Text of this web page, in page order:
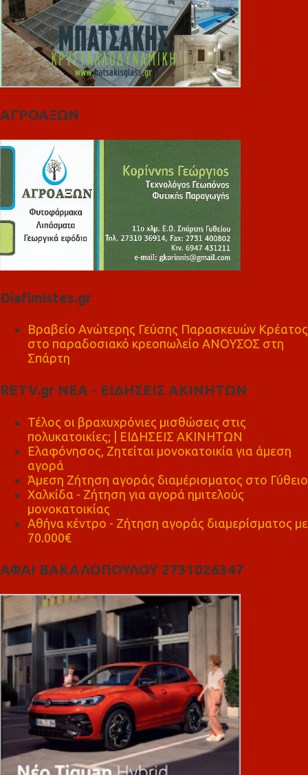
ΑΓΡΟΑΞΩΝ
Diafimistes.gr
Βραβείο Ανώτερης Γεύσης Παρασκευών Κρέατος
στο παραδοσιακό κρεοπωλείο ΑΝΟΥΣΟΣ στη
Σπάρτη
RETV.gr ΝΕΑ - ΕΙΔΗΣΕΙΣ ΑΚΙΝΗΤΩΝ
Τέλος οι βραχυχρόνιες μισθώσεις στις
πολυκατοικίες; | ΕΙΔΗΣΕΙΣ ΑΚΙΝΗΤΩΝ
Ελαφόνησος, Ζητείται μονοκατοικία για άμεση
αγορά
Άμεση Ζήτηση αγοράς διαμέρισματος στο Γύθειο
Χαλκίδα - Ζήτηση για αγορά ημιτελούς
μονοκατοικίας
Αθήνα κέντρο - Ζήτηση αγοράς διαμερίσματος με
70.000€
ΑΦΑΙ ΒΑΚΑΛΟΠΟΥΛΟΥ 2731026347